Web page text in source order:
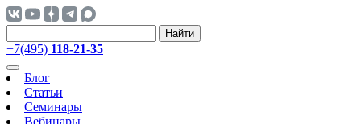
Найти
+7(495) 118-21-35
Блог
Статьи
Семинары
Вебинары